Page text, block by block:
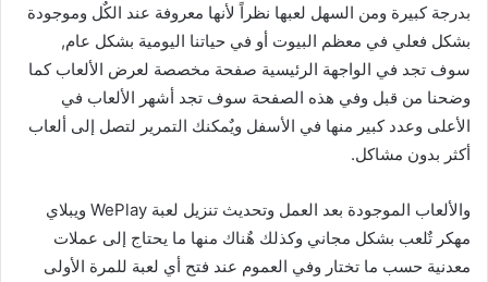
بدرجة كبيرة ومن السهل لعبها نظراً لأنها معروفة عند الكٌل وموجودة
بشكل فعلي في معظم البيوت أو في حياتنا اليومية بشكل عام,
سوف تجد في الواجهة الرئيسية صفحة مخصصة لعرض الألعاب كما
وضحنا من قبل وفي هذه الصفحة سوف تجد أشهر الألعاب في
الأعلى وعدد كبير منها في الأسفل ويٌمكنك التمرير لتصل إلى ألعاب
أكثر بدون مشاكل.
والألعاب الموجودة بعد العمل وتحديث تنزيل لعبة WePlay ويبلاي
مهكر تٌلعب بشكل مجاني وكذلك هٌناك منها ما يحتاج إلى عملات
معدنية حسب ما تختار وفي العموم عند فتح أي لعبة للمرة الأولى